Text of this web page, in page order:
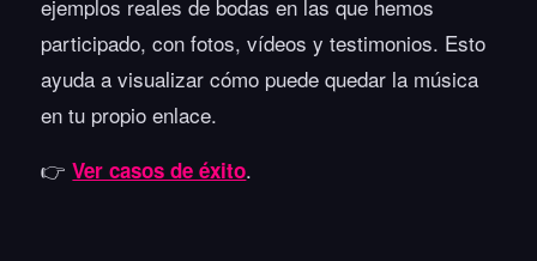
ejemplos reales de bodas en las que hemos
participado, con fotos, vídeos y testimonios. Esto
ayuda a visualizar cómo puede quedar la música
en tu propio enlace.
👉Ver casos de éxito.